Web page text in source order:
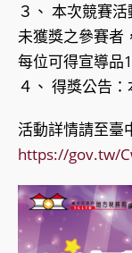
３、 本次競賽
未獲獎之參賽者
每位可得宣導品
４、 得獎公告
活動詳情請至臺
https://gov.tw/